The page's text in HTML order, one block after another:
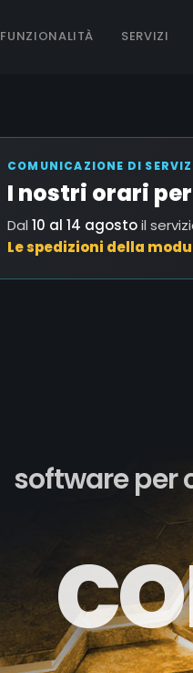
FUNZIONALITÀ SERVIZI
COMUNICAZIONE DI
I nostri orari
Dal 10 al 14 agostoil
Le spedizioni della
software per